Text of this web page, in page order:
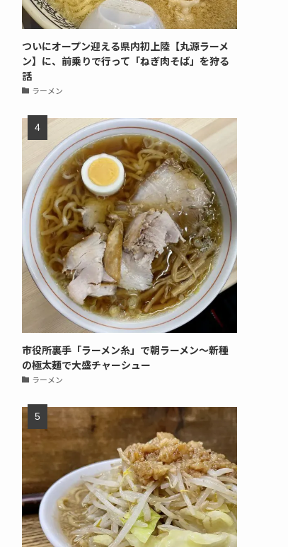
ついにオープン迎える県内初上陸【丸源ラーメ
ン】に、前乗りで行って「ねぎ肉そば」を狩る
話
ラーメン
市役所裏手「ラーメン糸」で朝ラーメン〜新種
の極太麺で大盛チャーシュー
ラーメン